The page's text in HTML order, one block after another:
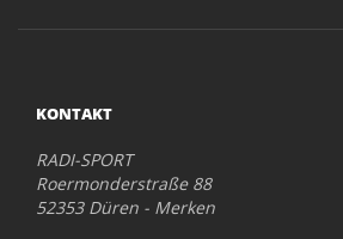
KONTAKT
RADI-SPORT
Roermonderstraße 88
52353 Düren - Merken